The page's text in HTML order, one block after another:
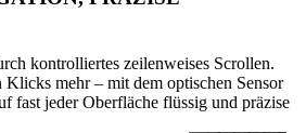
kontrolliertes zeilenweises Scrollen.
Klicks mehr – mit dem optischen Sensor
fast jeder Oberfläche flüssig und präzise